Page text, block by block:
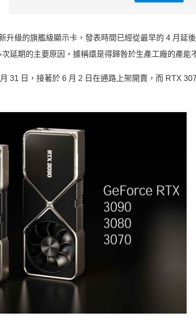
級的旗艦級顯示卡，發表時間已經從最早的 4 月延後
延期的主要原因，據稱還是得歸咎於生產工廠的產能
31 日，接著於 6 月 2 日在通路上架開賣，而 RTX